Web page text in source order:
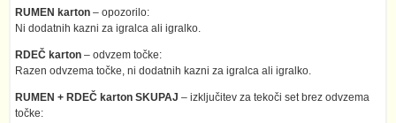
RUMEN karton – opozorilo:
Ni dodatnih kazni za igralca ali igralko.
RDEČ karton – odvzem točke:
Razen odvzema točke, ni dodatnih kazni za igralca ali igralko.
RUMEN + RDEČ karton SKUPAJ – izključitev za tekoči set brez odvzema
točke: